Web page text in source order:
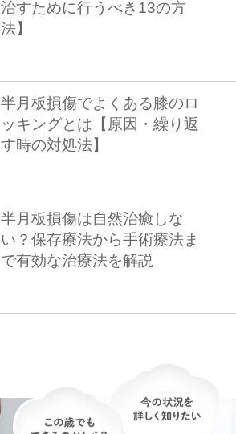
治すために行うべき13の方
法】
半月板損傷でよくある膝のロ
ッキングとは【原因・繰り返
す時の対処法】
半月板損傷は自然治癒しな
い？保存療法から手術療法ま
で有効な治療法を解説